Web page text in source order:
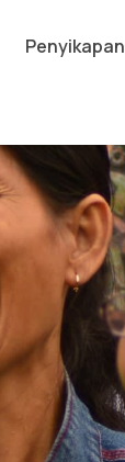
Penyikapan